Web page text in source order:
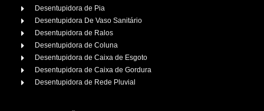
Desentupidora de Pia
Desentupidora De Vaso Sanitário
Desentupidora de Ralos
Desentupidora de Coluna
Desentupidora de Caixa de Esgoto
Desentupidora de Caixa de Gordura
Desentupidora de Rede Pluvial